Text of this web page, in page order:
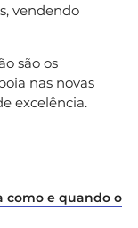
vendendo
são os
nas novas
excelência.
como e quando o